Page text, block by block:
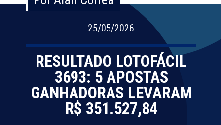
25/05/2026
RESULTADO LOTOFÁCIL
3693: 5 APOSTAS
GANHADORAS LEVARAM
R$ 351.527,84